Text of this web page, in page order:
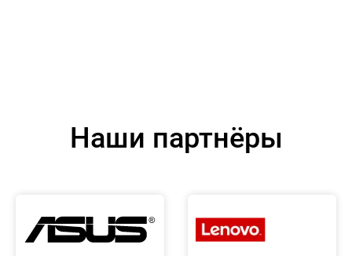
Наши партнёры